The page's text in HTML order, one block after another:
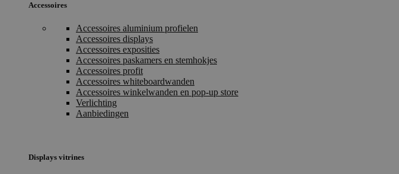
Accessoires
Accessoires aluminium profielen
Accessoires displays
Accessoires exposities
Accessoires paskamers en stemhokjes
Accessoires profit
Accessoires whiteboardwanden
Accessoires winkelwanden en pop-up store
Verlichting
Aanbiedingen
Displays vitrines